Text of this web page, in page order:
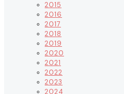
2015
2016
2017
2018
2019
2020
2021
2022
2023
2024